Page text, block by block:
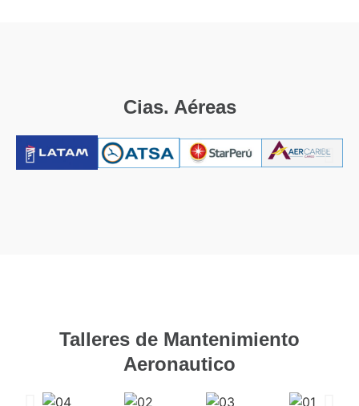
Cias. Aéreas
Talleres de Mantenimiento
Aeronautico